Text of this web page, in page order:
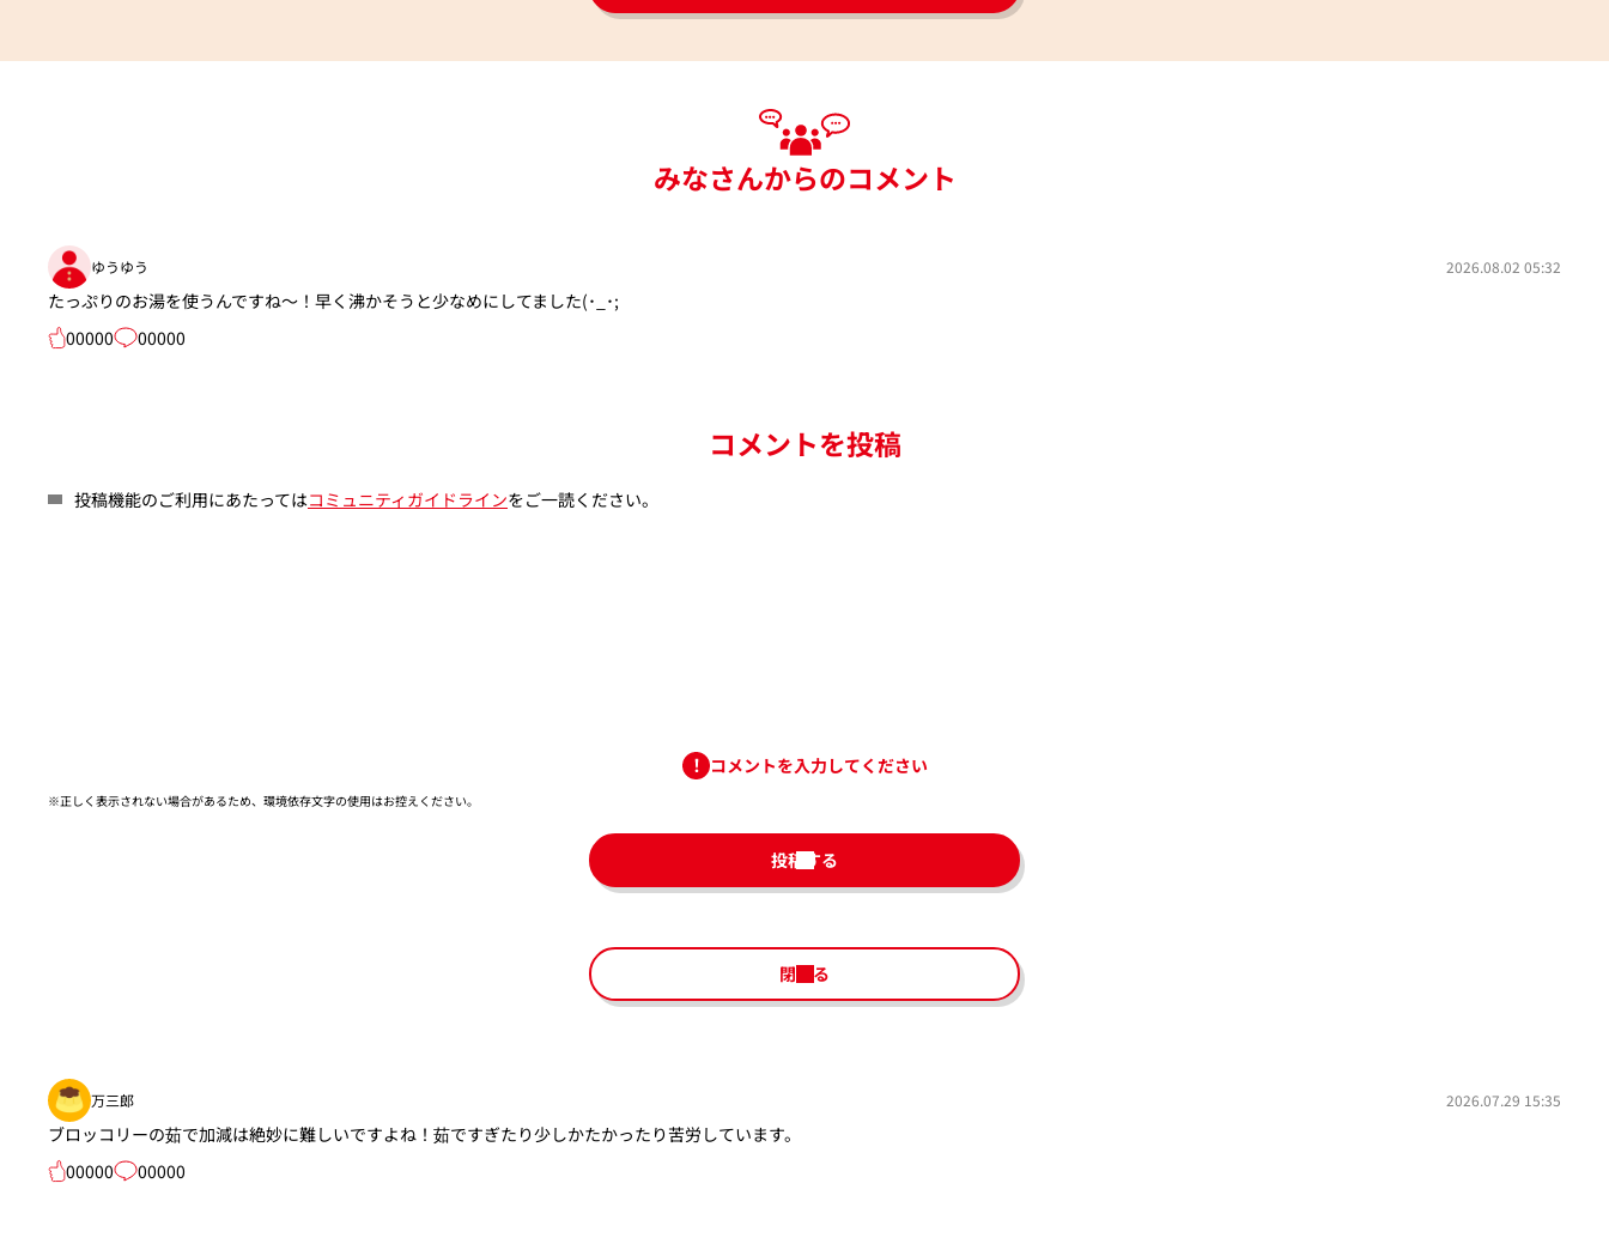
みなさんからのコメント
ゆうゆう 2026.08.02 05:32
たっぷりのお湯を使うんですね〜！早く沸かそうと少なめにしてました(･_･;
00000
00000
コメントを投稿
投稿機能のご利用にあたってはコミュニティガイドラインをご一読ください。
コメントを入力してください
※正しく表示されない場合があるため、環境依存文字の使用はお控えください。​
投稿する
閉じる
万三郎 2026.07.29 15:35
ブロッコリーの茹で加減は絶妙に難しいですよね！茹ですぎたり少しかたかったり苦労しています。
00000
00000